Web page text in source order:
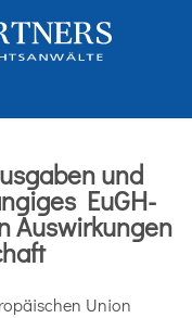
und
EuGH-
Auswirkungen
Union